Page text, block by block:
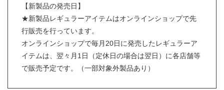
【新製品の発売日】
★新製品レギュラーアイテムはオンラインショップで先
行販売を行っています。
オンラインショップで毎月20日に発売したレギュラーア
イテムは、翌々月1日（定休日の場合は翌日）に各店舗等
で販売予定です。（一部対象外製品あり）